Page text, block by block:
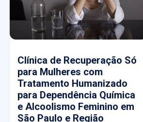
Clínica de Recuperação Só
para Mulheres com
Tratamento Humanizado
para Dependência Química
e Alcoolismo Feminino em
São Paulo e Região